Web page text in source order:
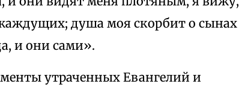
душа моя скорбит о сынах
и они сами».
утраченных Евангелий и